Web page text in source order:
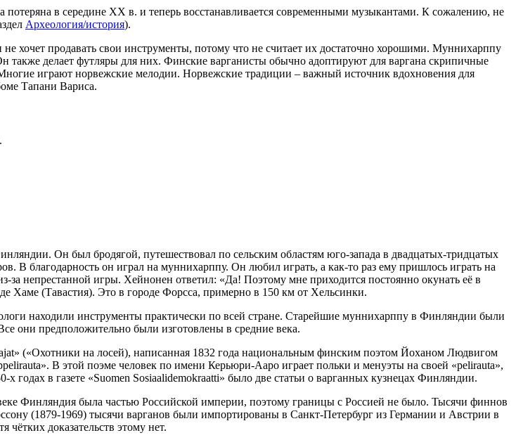
в середине XX в. и теперь восстанавливается современными музыкантами. К сожалению, не
Археология/история).
продавать свои инструменты, потому что не считает их достаточно хорошими. Муннихарппу
делает футляры для них. Финские варганисты обычно адоптируют для варгана скрипичные
играют норвежские мелодии. Норвежские традиции – важный источник вдохновения для
Тапани Вариса.
Он был бродягой, путешествовал по сельским областям юго-запада в двадцатых-тридцатых
В благодарность он играл на муннихарппу. Он любил играть, а как-то раз ему пришлось играть на
за непрестанной игры. Хейнонен ответил: «Да! Поэтому мне приходится постоянно окунать её в
Хаме (Тавастия). Это в городе Форсса, примерно в 150 км от Хельсинки.
находили инструменты практически по всей стране. Старейшие муннихарппу в Финляндии были
они предположительно были изготовлены в средние века.
(«Охотники на лосей), написанная 1832 года национальным финским поэтом Йоханом Людвигом
В этой поэме человек по имени Керьюри-Ааро играет польки и менуэты на своей «pelirauta»,
годах в газете «Suomen Sosiaalidemokraatti» было две статьи о варганных кузнецах Финляндии.
Финляндия была частью Российской империи, поэтому границы с Россией не было. Тысячи финнов
(1879-1969) тысячи варганов были импортированы в Санкт-Петербург из Германии и Австрии в
доказательств этому нет.